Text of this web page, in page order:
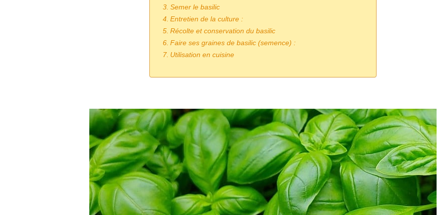
Semer le basilic
Entretien de la culture :
Récolte et conservation du basilic
Faire ses graines de basilic (semence) :
Utilisation en cuisine